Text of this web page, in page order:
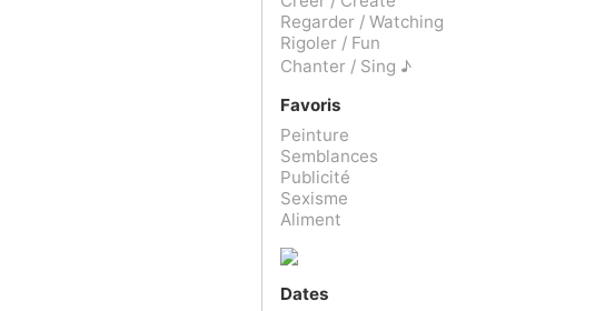
Regarder / Watching
Rigoler / Fun
Chanter / Sing ♪
Favoris
Peinture
Semblances
Publicité
Sexisme
Aliment
Dates